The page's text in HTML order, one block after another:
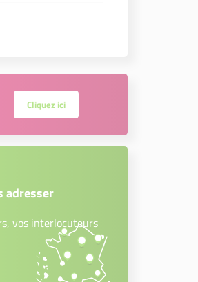
Cliquez ici
adresser
vos interlocuteurs